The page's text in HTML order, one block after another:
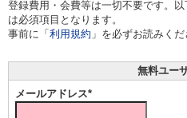
登録費用・会費等は一切不要です。
は必須項目となります。
事前に「 利用規約 」を必ずお読みくだ
無料ユー
メールアドレス*